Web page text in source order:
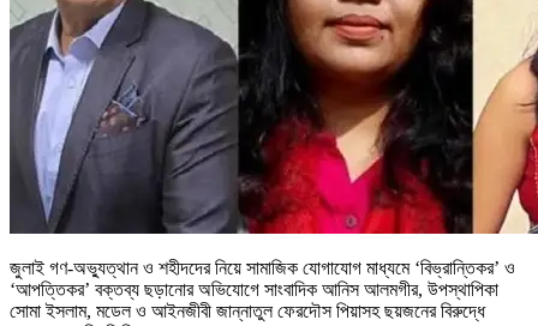
জুলাই গণ-অভ্যুত্থান ও শহীদদের নিয়ে সামাজিক যোগাযোগ মাধ্যমে ‘বিভ্রান্তিকর’ ও
‘আপত্তিকর’ বক্তব্য ছড়ানোর অভিযোগে সাংবাদিক আনিস আলমগীর, উপস্থাপিকা
সোমা ইসলাম, মডেল ও আইনজীবী জান্নাতুল ফেরদৌস পিয়াসহ ছয়জনের বিরুদ্ধে